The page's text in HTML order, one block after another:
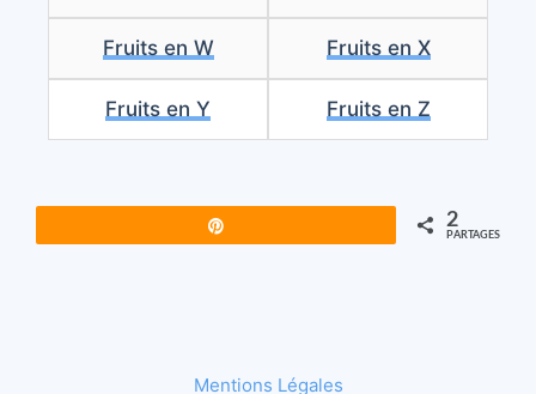
Fruits en W Fruits en X
Fruits en Y Fruits en Z
2
PARTAGES
Mentions Légales